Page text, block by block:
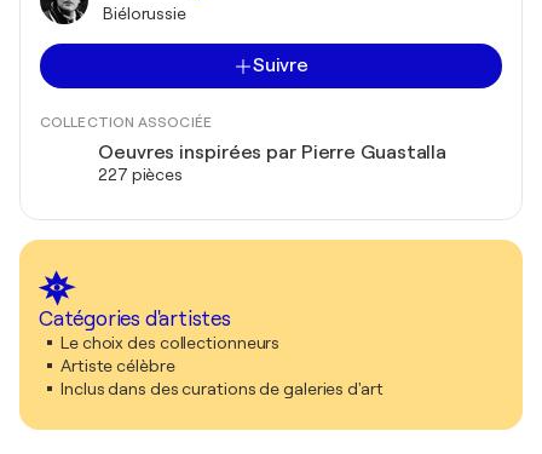
Biélorussie
Suivre
COLLECTION ASSOCIÉE
Oeuvres inspirées par Pierre Guastalla
227 pièces
Catégories d'artistes
Le choix des collectionneurs
Artiste célèbre
Inclus dans des curations de galeries d'art